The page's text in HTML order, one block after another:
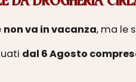
non va in vacanza, ma le
dal 6 Agosto